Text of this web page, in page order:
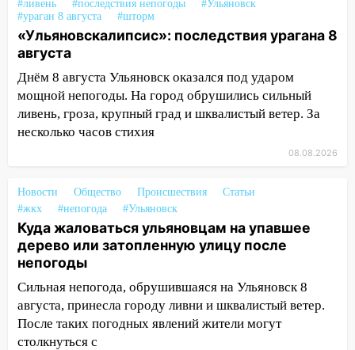
на улице Любови Шевцовой рухнул
светофор
14:14
мошенники под видом преподавателя
14:12 Куда жаловаться ульяновцам на
упавшее дерево или затопленную улицу
ветром сорвало опалубку со
строящегося дома
13:54 В мэрии Ульяновска рассказали,
как устраняют последствия мощного
шторма
13:49 Стихия продолжает крушить
Ульяновск: дерево рухнуло на дом на
Орджоникидзе
#ливень #последствия непогоды
#Ульяновск
#ураган 8 августа
#шторм
«Ульяновскалипсис»: последствия урагана 8
августа
Днём 8 августа Ульяновск оказался под ударом
мощной непогоды. На город обрушились сильный
ливень, гроза, крупный град и шквалистый ветер. За
несколько часов стихия
08.08.2026
Новости Общество Происшествия
Статьи
#жкх
#непогода #Ульяновск
Куда жаловаться ульяновцам на упавшее
дерево или затопленную улицу после
непогоды
Сильная непогода, обрушившаяся на Ульяновск 8
августа, принесла городу ливни и шквалистый ветер.
После таких погодных явлений жители могут
столкнуться с